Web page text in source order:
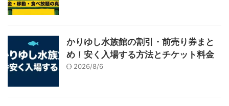
かりゆし水族館の割引・前売り券まと
め！安く入場する方法とチケット料金
2026/8/6